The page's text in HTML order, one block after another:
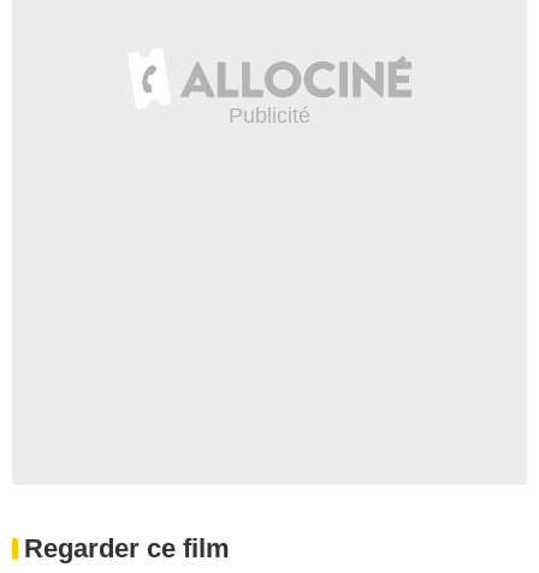
Regarder ce film